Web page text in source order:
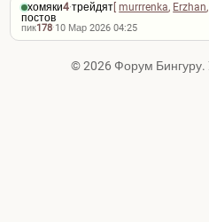
хомяки4·трейдят [murrrenka, Erzhan
постов
пик178·10 Мар 2026 04:25
© 2026 Форум Бингуру.